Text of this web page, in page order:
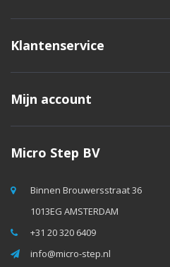
Klantenservice
Mijn account
Micro Step BV
Binnen Brouwersstraat 36
1013EG AMSTERDAM
+31 20 320 6409
info@micro-step.nl